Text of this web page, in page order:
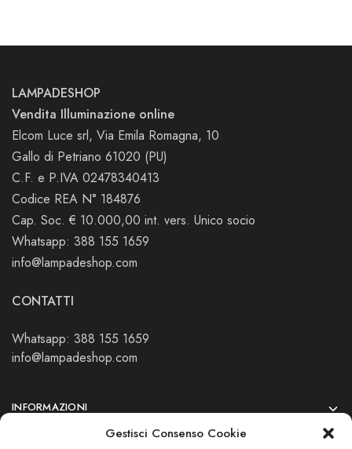
Gestisci Consenso Cookie
LAMPADESHOP
Vendita Illuminazione online
Elcom Luce srl, Via Emila Romagna, 10
Gallo di Petriano 61020 (PU)
C.F. e P.IVA 02478340413
Codice REA N° 184876
Cap. Soc. € 10.000,00 int. vers. Unico socio
Whatsapp: 388 155 1659
info@lampadeshop.com
CONTATTI
Whatsapp: 388 155 1659
info@lampadeshop.com
INFORMAZIONI